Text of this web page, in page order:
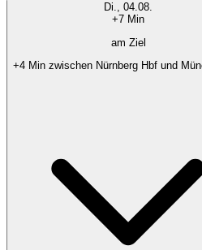
Di., 04.08.
+7 Min
am Ziel
+4 Min zwischen Nürnberg Hbf und